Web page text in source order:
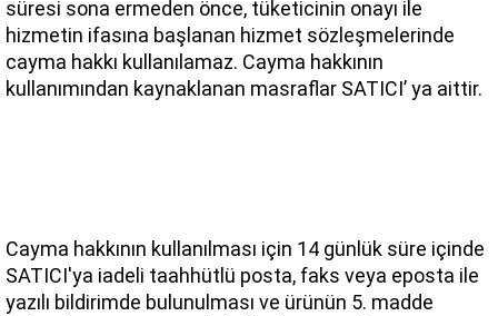
süresi sona ermeden önce, tüketicinin onayı ile
hizmetin ifasına başlanan hizmet sözleşmelerinde
cayma hakkı kullanılamaz. Cayma hakkının
kullanımından kaynaklanan masraflar SATICI’ ya aittir.
Cayma hakkının kullanılması için 14 günlük süre içinde
SATICI'ya iadeli taahhütlü posta, faks veya eposta ile
yazılı bildirimde bulunulması ve ürünün 5. madde